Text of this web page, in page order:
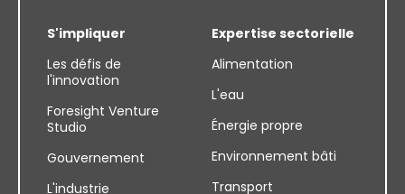
S'impliquer
Les défis de
l'innovation
Foresight Venture
Studio
Gouvernement
L'industrie
Expertise sectorielle
Alimentation
L'eau
Énergie propre
Environnement bâti
Transport